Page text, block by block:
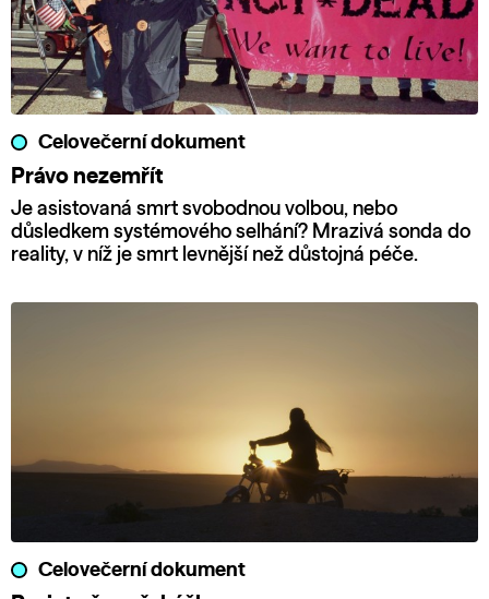
Celovečerní dokument
Právo nezemřít
Je asistovaná smrt svobodnou volbou, nebo
důsledkem systémového selhání? Mrazivá sonda do
reality, v níž je smrt levnější než důstojná péče.
Celovečerní dokument